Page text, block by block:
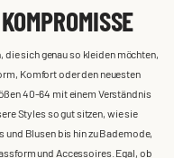
sich genau so kleiden möchten,
Komfort oder den neuesten
40-64 mit einem Verständnis
Styles so gut sitzen, wie sie
und Blusen bis hin zu Bademode,
und Accessoires. Egal, ob